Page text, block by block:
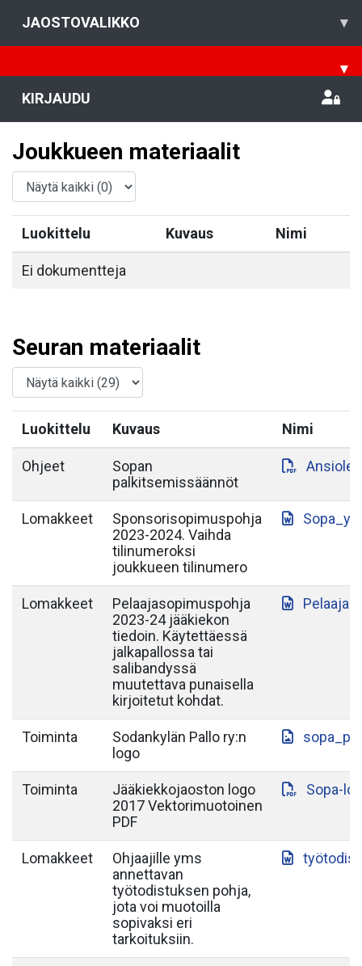
JAOSTOVALIKKO ▾
▾
KIRJAUDU
Joukkueen materiaalit
Luokittelu Kuvaus Nimi
Ei dokumentteja
Seuran materiaalit
Luokittelu Kuvaus Nimi
Ohjeet
Sopan
palkitsemissäännöt
Lomakkeet
Sponsorisopimuspohja
2023-2024. Vaihda
tilinumeroksi
joukkueen tilinumero
Lomakkeet
Pelaajasopimuspohja
2023-24 jääkiekon
tiedoin. Käytettäessä
jalkapallossa tai
salibandyssä
muutettava punaisella
kirjoitetut kohdat.
Toiminta
Sodankylän Pallo ry:n
logo
Toiminta
Jääkiekkojaoston logo
2017 Vektorimuotoinen
PDF
Sopa-
Lomakkeet
Ohjaajille yms
annettavan
työtodistuksen pohja,
jota voi muotoilla
sopivaksi eri
tarkoituksiin.